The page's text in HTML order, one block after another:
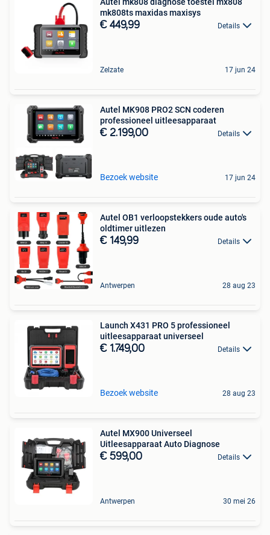
mk808ts maxidas maxisys
€ 449,99 Details
Zelzate 17 jun 24
Autel MK908 PRO2 SCN coderen
professioneel uitleesapparaat
€ 2.199,00 Details
Bezoek website 17 jun 24
Autel OB1 verloopstekkers oude auto's
oldtimer uitlezen
€ 149,99 Details
Antwerpen 28 aug 23
Launch X431 PRO 5 professioneel
uitleesapparaat universeel
€ 1.749,00 Details
Bezoek website 28 aug 23
Autel MX900 Universeel
Uitleesapparaat Auto Diagnose
€ 599,00 Details
Antwerpen 30 mei 26